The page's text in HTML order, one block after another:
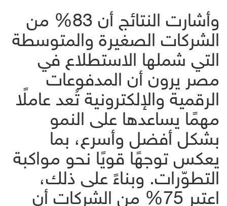
وأشارت النتائج أن 83% من
الشركات الصغيرة والمتوسطة
التي شملها الاستطلاع في
مصر يرون أن المدفوعات
الرقمية والإلكترونية تُعد عاملًا
مهمًا يساعدها على النمو
بشكل أفضل وأسرع، بما
يعكس توجهًا قويًا نحو مواكبة
التطوّرات. وبناءً على ذلك،
اعتبر 75% من الشركات أن